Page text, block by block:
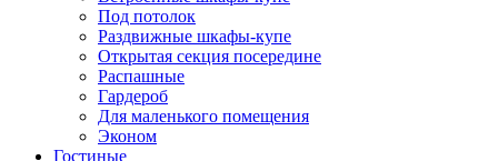
Под потолок
Раздвижные шкафы-купе
Открытая секция посередине
Распашные
Гардероб
Для маленького помещения
Эконом
Гостиные